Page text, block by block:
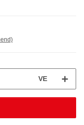
VE